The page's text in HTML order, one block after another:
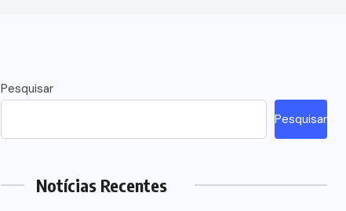
Pesquisar
Pesquisar
Notícias Recentes